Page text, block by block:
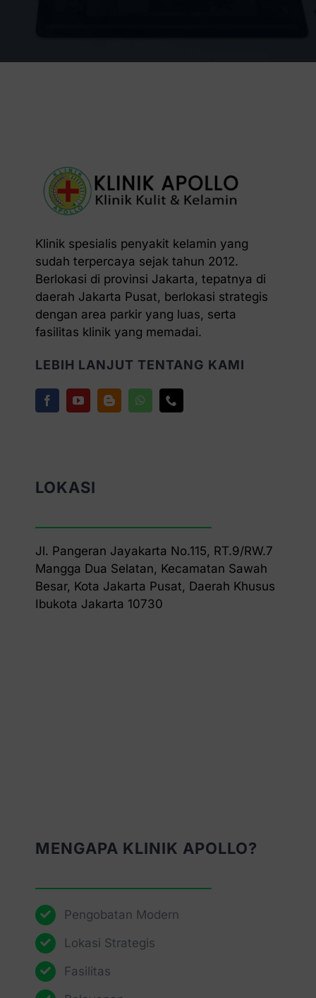
Klinik spesialis penyakit kelamin yang
sudah terpercaya sejak tahun 2012.
Berlokasi di provinsi Jakarta, tepatnya di
daerah Jakarta Pusat, berlokasi strategis
dengan area parkir yang luas, serta
fasilitas klinik yang memadai.
LEBIH LANJUT TENTANG KAMI
LOKASI
Jl. Pangeran Jayakarta No.115, RT.9/RW.7
Mangga Dua Selatan, Kecamatan Sawah
Besar, Kota Jakarta Pusat, Daerah Khusus
Ibukota Jakarta 10730
MENGAPA KLINIK APOLLO?
Pengobatan Modern
Lokasi Strategis
Fasilitas